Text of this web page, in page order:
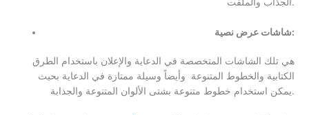
شاشات عرض نصية:
هي تلك الشاشات المتخصصة في الدعاية والإعلان باستخدام الطرق
الكتابية والخطوط المتنوعة وأيضاً وسيلة ممتازة في الدعاية بحيث
يمكن استخدام خطوط متنوعة بشتى الألوان المتنوعة والجذابة.